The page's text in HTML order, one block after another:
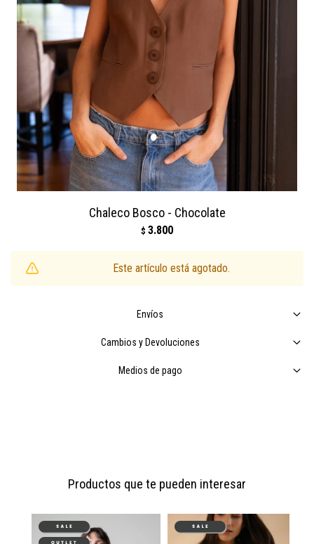
Chaleco Bosco - Chocolate
$ 3.800
Este artículo está agotado.
Envíos
Cambios y Devoluciones
Medios de pago
Productos que te pueden interesar